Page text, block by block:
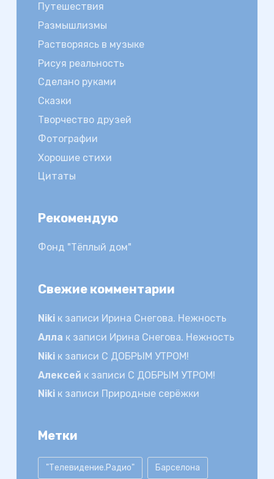
Путешествия
Размышлизмы
Растворяясь в музыке
Рисуя реальность
Сделано руками
Сказки
Творчество друзей
Фотографии
Хорошие стихи
Цитаты
Рекомендую
Фонд "Тёплый дом"
Свежие комментарии
Nikiк записи Ирина Снегова. Нежность
Алла к записи Ирина Снегова. Нежность
Nikiк записи С ДОБРЫМ УТРОМ!
Алексей к записи С ДОБРЫМ УТРОМ!
Nikiк записи Природные серёжки
Метки
"Телевидение.Радио" Барселона